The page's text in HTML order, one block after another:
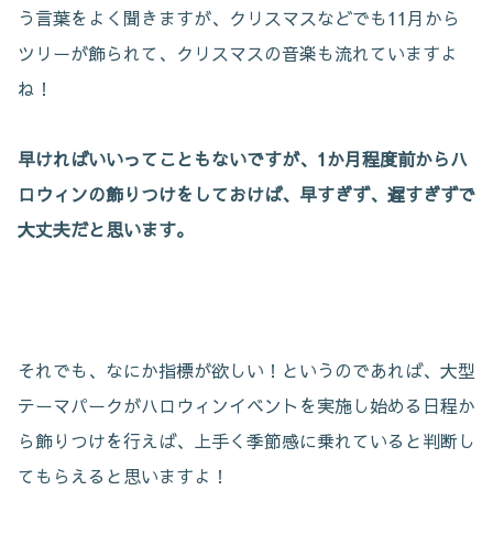
う言葉をよく聞きますが、クリスマスなどでも11月から
ツリーが飾られて、クリスマスの音楽も流れていますよ
ね！
早ければいいってこともないですが、1か月程度前からハ
ロウィンの飾りつけをしておけば、早すぎず、遅すぎずで
大丈夫だと思います。
それでも、なにか指標が欲しい！というのであれば、大型
テーマパークがハロウィンイベントを実施し始める日程か
ら飾りつけを行えば、上手く季節感に乗れていると判断し
てもらえると思いますよ！